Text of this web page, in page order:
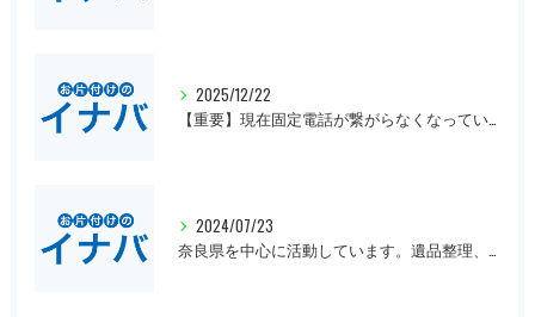
2025/12/22
【重要】現在固定電話が繋がらなくなっています。
2024/07/23
奈良県を中心に活動しています。遺品整理、一軒丸ごとの片付け、オフィスや倉庫の処分等、大量にある場合は近県でも回収にお伺いいたします。先ずは無料見積もりをお願いします。